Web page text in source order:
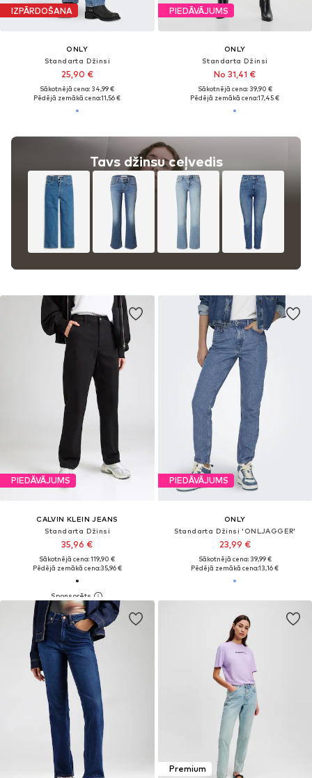
IZPĀRDOŠANA
ONLY
Standarta Džinsi
25,90 €
Sākotnējā cena: 34,99 €
Pēdējā zemākā cena:11,56 €
PIEDĀVĀJUMS
ONLY
Standarta Džinsi
No 31,41 €
Sākotnējā cena: 39,90 €
Pēdējā zemākā cena:17,45 €
Tavs džinsu ceļvedis
PIEDĀVĀJUMS
CALVIN KLEIN JEANS
Standarta Džinsi
35,96 €
Sākotnējā cena: 119,90 €
Pēdējā zemākā cena:35,96 €
PIEDĀVĀJUMS
ONLY
Standarta Džinsi 'ONLJAGGER'
23,99 €
Sākotnējā cena: 39,99 €
Pēdējā zemākā cena:13,16 €
Premium